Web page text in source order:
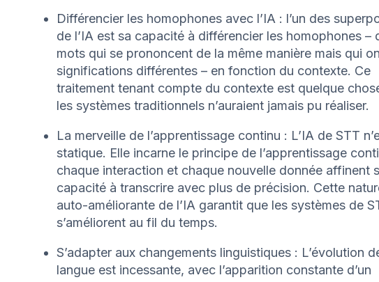
Différencier les homophones avec l’IA : l’un des
de l’IA est sa capacité à différencier les homophones –
mots qui se prononcent de la même manière mais qui
significations différentes – en fonction du contexte. Ce
traitement tenant compte du contexte est quelque
les systèmes traditionnels n’auraient jamais pu réaliser.
La merveille de l’apprentissage continu : L’IA de STT
statique. Elle incarne le principe de l’apprentissage
chaque interaction et chaque nouvelle donnée affinent
capacité à transcrire avec plus de précision. Cette
auto-améliorante de l’IA garantit que les systèmes de
s’améliorent au fil du temps.
S’adapter aux changements linguistiques : L’évolution
langue est incessante, avec l’apparition constante d’un